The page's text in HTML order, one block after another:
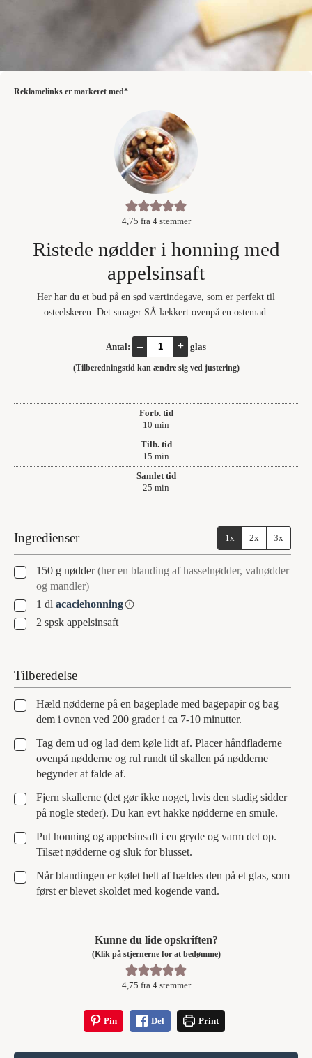
Reklamelinks er markeret med*
4,75 fra 4stemmer
Ristede nødder i honning med
appelsinsaft
Her har du et bud på en sød værtindegave, som er perfekt til
osteelskeren. Det smager SÅ lækkert ovenpå en ostemad.
Antal: – + glas
(Tilberedningstid kan ændre sig ved justering)
Forb. tid
10 minutter
min
Tilb. tid
15 minutter
min
Samlet tid
25 minutter
min
Ingredienser 1x 2x 3x
▢150 g nødder (her en blanding af hasselnødder, valnødder
og mandler)
▢1 dl acaciehonning
▢
2 spsk appelsinsaft
Tilberedelse
▢
Hæld nødderne på en bageplade med bagepapir og bag
dem i ovnen ved 200 grader i ca 7-10 minutter.
▢
Tag dem ud og lad dem køle lidt af. Placer håndfladerne
ovenpå nødderne og rul rundt til skallen på nødderne
begynder at falde af.
▢
Fjern skallerne (det gør ikke noget, hvis den stadig sidder
på nogle steder). Du kan evt hakke nødderne en smule.
▢
Put honning og appelsinsaft i en gryde og varm det op.
Tilsæt nødderne og sluk for blusset.
▢
Når blandingen er kølet helt af hældes den på et glas, som
først er blevet skoldet med kogende vand.
Kunne du lide opskriften?
(Klik på stjernerne for at bedømme)
4,75 fra 4stemmer
Pin Del Print